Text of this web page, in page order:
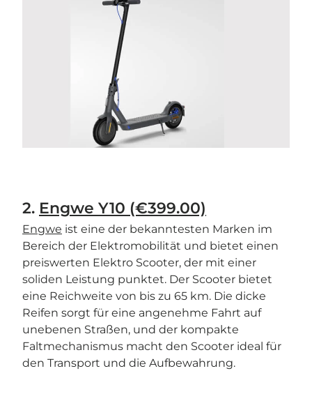
2. Engwe Y10 (€399.00)
Engwe ist eine der bekanntesten Marken im
Bereich der Elektromobilität und bietet einen
preiswerten Elektro Scooter, der mit einer
soliden Leistung punktet. Der Scooter bietet
eine Reichweite von bis zu 65 km. Die dicke
Reifen sorgt für eine angenehme Fahrt auf
unebenen Straßen, und der kompakte
Faltmechanismus macht den Scooter ideal für
den Transport und die Aufbewahrung.